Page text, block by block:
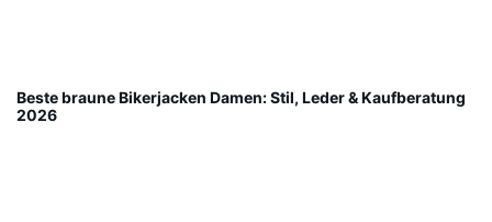
Beste braune Bikerjacken Damen: Stil, Leder & Kaufberatung
2026